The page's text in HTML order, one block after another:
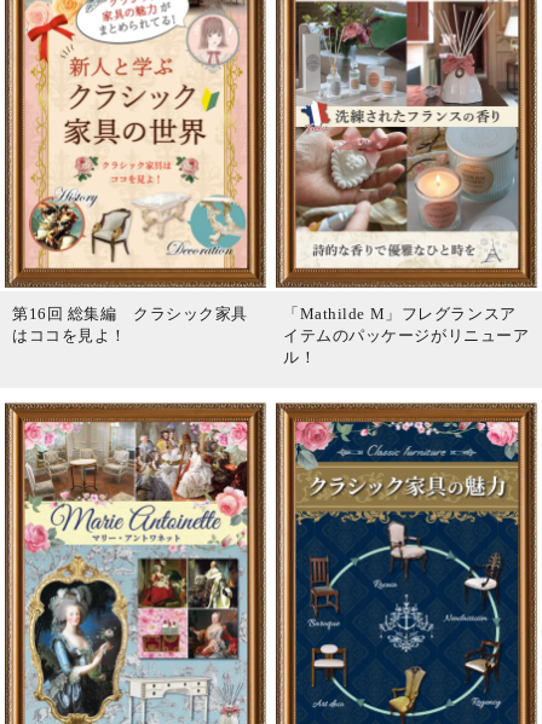
第16回 総集編 クラシック家具
はココを見よ！
「Mathilde M」フレグランスア
イテムのパッケージがリニューア
ル！